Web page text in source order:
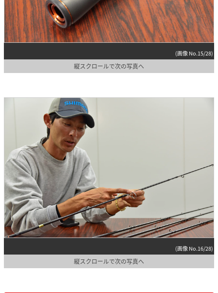
(画像 No.15/28)
縦スクロールで次の写真へ
(画像 No.16/28)
縦スクロールで次の写真へ